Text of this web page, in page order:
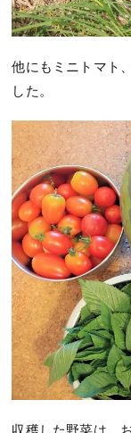
他にもミニトマト
した。
収穫した野菜は、